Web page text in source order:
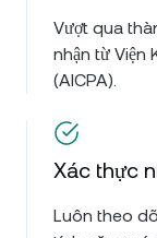
Vượt qua
nhận từ Viện
(AICPA).
Xác thực
Luôn theo